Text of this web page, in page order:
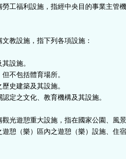
工福利設施，指經中央目的事業主管
教設施，指下列各項設施：
設施。
不包括體育場所。
史建築及其設施。
定之文化、教育機構及其設施。
光遊憩重大設施，指在國家公園、風
憩（樂）區內之遊憩（樂）設施、住